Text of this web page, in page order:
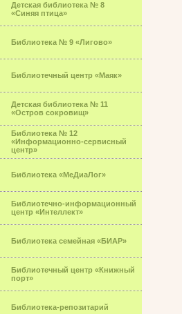
Детская библиотека № 8
«Синяя птица»
Библиотека № 9 «Лигово»
Библиотечный центр «Маяк»
Детская библиотека № 11
«Остров сокровищ»
Библиотека № 12
«Информационно-сервисный
центр»
Библиотека «МеДиаЛог»
Библиотечно-информационный
центр «Интеллект»
Библиотека семейная «БИАР»
Библиотечный центр «Книжный
порт»
Библиотека-репозитарий